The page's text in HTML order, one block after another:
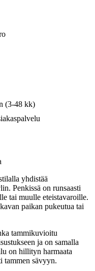
(3-48 kk)
yhdistää
Penkissä on runsaasti
tai muulle eteistavaroille.
paikan pukeutua tai
tammikuvioitu
ja on samalla
on hillityn harmaata
tammen sävyyn.